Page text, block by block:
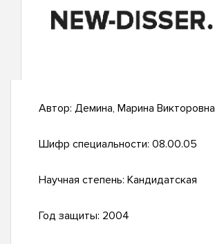
Автор: Демина, Марина Викторовна
Шифр специальности: 08.00.05
Научная степень: Кандидатская
Год защиты: 2004